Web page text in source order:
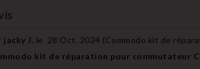
jacky J. le 28 Oct. 2024 (Commodo kit de
kit de réparation pour commutateur